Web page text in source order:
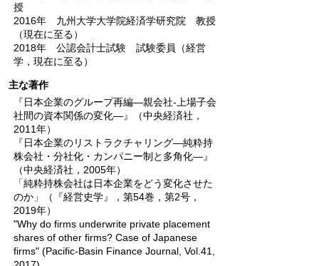
授
2016年 九州大学大学院経済学研究院 教授
（現在に至る）
2018年 公認会計士試験 試験委員（経営
学，現在に至る）
主な著作
『日本企業のグループ再編―親会社-上場子会
社間の資本関係の変化―』（中央経済社，
2011年）
『日本企業のリストラクチャリング―純粋持
株会社・分社化・カンパニー制と多角化―』
（中央経済社，2005年）
「純粋持株会社は日本企業をどう変化させた
のか」（『経営史学』，第54巻，第2号，
2019年）
"Why do firms underwrite private placement
shares of other firms? Case of Japanese
firms" (Pacific-Basin Finance Journal, Vol.41,